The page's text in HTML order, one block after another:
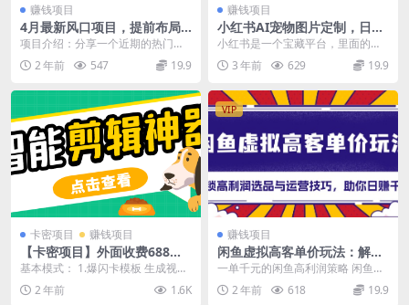
赚钱项目
4月最新风口项目，提前布局
早吃肉，小白也能一天暴利50
0+
项目介绍：分享一个近期的热门橡
木，很多人已经开始在做了，那就
是有关高考的橡木，每...
2 年前 547 19.9
赚钱项目
小红书AI宠物图片定制，日入
500+的小项目
小红书是一个宝藏平台，里面的商
机也是层数不穷，作为普通人，想
在互联网上赚到钱的话...
3 年前 629 19.9
卡密项目 赚钱项目
【卡密项目】外面收费688的
侠客AI智能全自动剪辑软件，
脚本+使用教程】
基本模式： 1.爆闪卡模板 生成视频
是60帧，直接发网页端然后手机保
存发布卡模板...
2 年前 1.6K
VIP
赚钱项目
闲鱼虚拟高客单价玩法：解锁
高利润选品与运营技巧，助你
一单千元的闲鱼高利润策略 闲鱼虚
拟商品项目是当前市场上备受关注
的蓝海玩法，通过低...
2 年前 618 19.9